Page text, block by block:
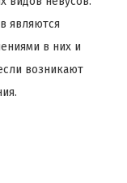
являются
в них и
возникают